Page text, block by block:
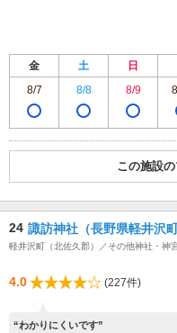
金 土 日
8/7
8/8 8/9
この施設の
24 諏訪神社（長野県軽井沢町
軽井沢町（北佐久郡）／その他神社・神
4.0 (227件)
“わかりにくいです”